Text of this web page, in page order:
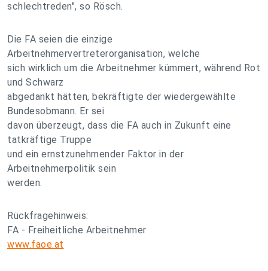
schlechtreden", so Rösch.
Die FA seien die einzige
Arbeitnehmervertreterorganisation, welche
sich wirklich um die Arbeitnehmer kümmert, während Rot
und Schwarz
abgedankt hätten, bekräftigte der wiedergewählte
Bundesobmann. Er sei
davon überzeugt, dass die FA auch in Zukunft eine
tatkräftige Truppe
und ein ernstzunehmender Faktor in der
Arbeitnehmerpolitik sein
werden.
Rückfragehinweis:
FA - Freiheitliche Arbeitnehmer
www.faoe.at